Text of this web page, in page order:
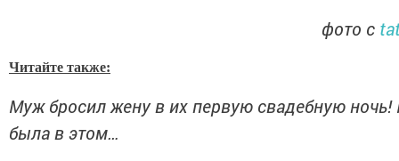
фото с
Читайте также:
Муж бросил жену в их первую свадебную ночь!
была в этом…